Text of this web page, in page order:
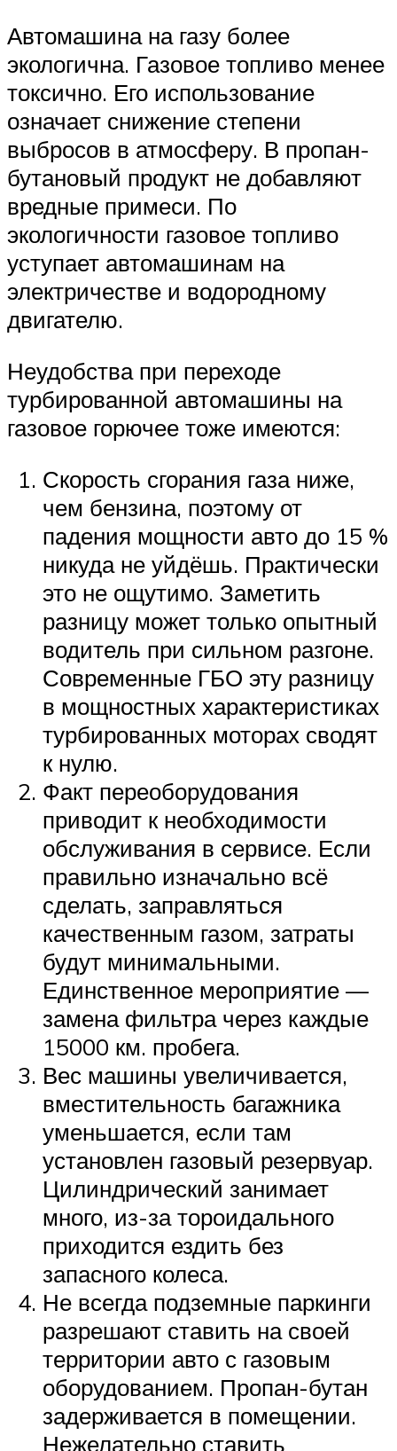
Автомашина на газу более
экологична. Газовое топливо менее
токсично. Его использование
означает снижение степени
выбросов в атмосферу. В пропан-
бутановый продукт не добавляют
вредные примеси. По
экологичности газовое топливо
уступает автомашинам на
электричестве и водородному
двигателю.
Неудобства при переходе
турбированной автомашины на
газовое горючее тоже имеются:
Скорость сгорания газа ниже,
чем бензина, поэтому от
падения мощности авто до 15 %
никуда не уйдёшь. Практически
это не ощутимо. Заметить
разницу может только опытный
водитель при сильном разгоне.
Современные ГБО эту разницу
в мощностных характеристиках
турбированных моторах сводят
к нулю.
Факт переоборудования
приводит к необходимости
обслуживания в сервисе. Если
правильно изначально всё
сделать, заправляться
качественным газом, затраты
будут минимальными.
Единственное мероприятие —
замена фильтра через каждые
15000 км. пробега.
Вес машины увеличивается,
вместительность багажника
уменьшается, если там
установлен газовый резервуар.
Цилиндрический занимает
много, из-за тороидального
приходится ездить без
запасного колеса.
Не всегда подземные паркинги
разрешают ставить на своей
территории авто с газовым
оборудованием. Пропан-бутан
задерживается в помещении.
Нежелательно ставить